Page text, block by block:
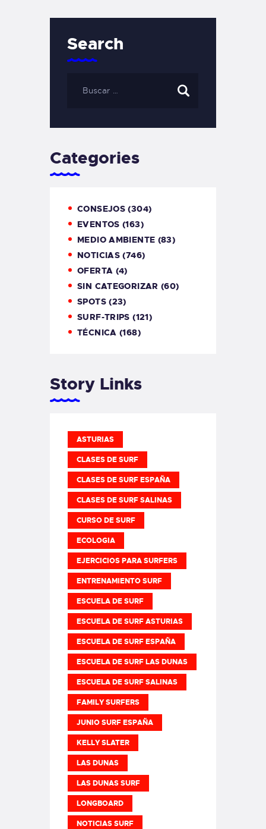
Search
Categories
CONSEJOS (304)
EVENTOS (163)
MEDIO AMBIENTE (83)
NOTICIAS (746)
OFERTA (4)
SIN CATEGORIZAR (60)
SPOTS(23)
SURF-TRIPS (121)
TÉCNICA (168)
Story Links
ASTURIAS
CLASES DE SURF
CLASES DE SURF ESPAÑA
CLASES DE SURF SALINAS
CURSO DE SURF
ECOLOGIA
EJERCICIOS PARA SURFERS
ENTRENAMIENTO SURF
ESCUELA DE SURF
ESCUELA DE SURF ASTURIAS
ESCUELA DE SURF ESPAÑA
ESCUELA DE SURF LAS DUNAS
ESCUELA DE SURF SALINAS
FAMILY SURFERS
JUNIO SURF ESPAÑA
KELLY SLATER
LAS DUNAS
LAS DUNAS SURF
LONGBOARD
NOTICIAS SURF